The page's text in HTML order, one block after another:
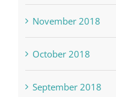
November 2018
October 2018
September 2018